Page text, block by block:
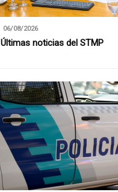
06/08/2026
Últimas noticias del STMP